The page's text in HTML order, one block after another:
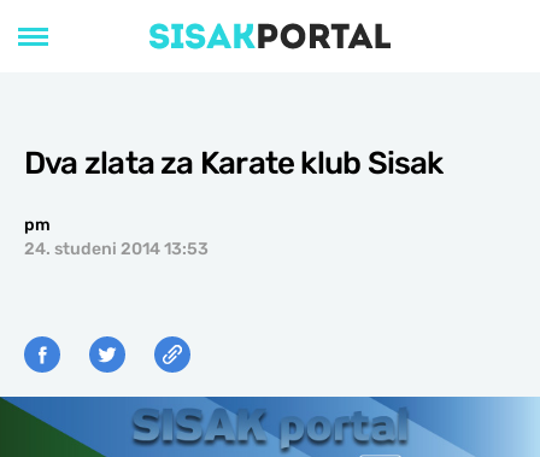
Dva zlata za Karate klub Sisak
pm
24. studeni 2014 13:53